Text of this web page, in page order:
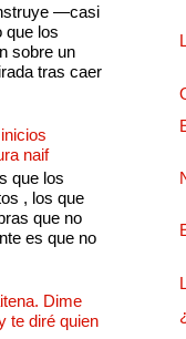
—casi
que los
sobre un
tras caer
naif
que los
, los que
que no
es que no
Dime
te diré quien